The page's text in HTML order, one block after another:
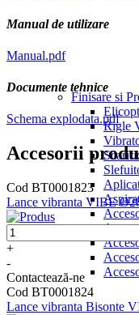
Finisare si
Rigle
Manual de utilizare
Manual.pdf
Documente tehnice
Schema explodata.pdf
Accesorii
Cod BT0001823
Lance vibranta VIBE
+
-
Contactează-ne
Cod BT0001824
Lance vibranta Bisonte